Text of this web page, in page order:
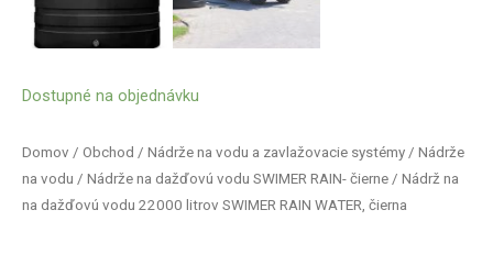
Domov / Obchod / Nádrže na vodu a zavlažovacie systémy / Nádrže
na vodu / Nádrže na dažďovú vodu SWIMER RAIN- čierne / Nádrž na
na dažďovú vodu 22000 litrov SWIMER RAIN WATER, čierna
Dostupné na objednávku